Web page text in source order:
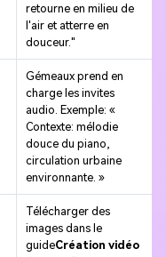
retourne en milieu de
l'air et atterre en
douceur."
Gémeaux prend en
charge les invites
audio. Exemple: «
Contexte: mélodie
douce du piano,
circulation urbaine
environnante. »
Télécharger des
images dans le
guideCréation vidéo